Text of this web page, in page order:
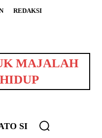
REDAKSI
MAJALAH
HIDUP
SI